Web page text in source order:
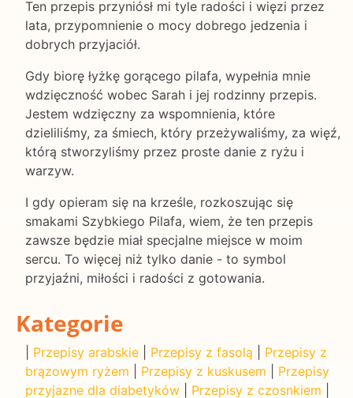
Ten przepis przyniósł mi tyle radości i więzi przez
lata, przypomnienie o mocy dobrego jedzenia i
dobrych przyjaciół.
Gdy biorę łyżkę gorącego pilafa, wypełnia mnie
wdzięczność wobec Sarah i jej rodzinny przepis.
Jestem wdzięczny za wspomnienia, które
dzieliliśmy, za śmiech, który przeżywaliśmy, za więź,
którą stworzyliśmy przez proste danie z ryżu i
warzyw.
I gdy opieram się na krześle, rozkoszując się
smakami Szybkiego Pilafa, wiem, że ten przepis
zawsze będzie miał specjalne miejsce w moim
sercu. To więcej niż tylko danie - to symbol
przyjaźni, miłości i radości z gotowania.
Kategorie
Przepisy arabskie Przepisy z fasolą
Przepisy z
brązowym ryżem
Przepisy z kuskusem
Przepisy
przyjazne dla diabetyków
Przepisy z czosnkiem